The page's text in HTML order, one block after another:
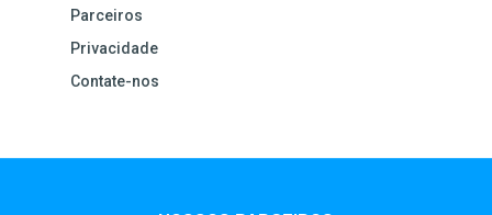
Parceiros
Privacidade
Contate-nos